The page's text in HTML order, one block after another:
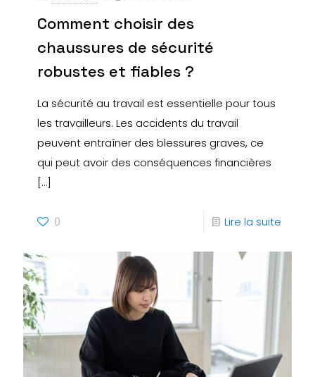
Comment choisir des
chaussures de sécurité
robustes et fiables ?
La sécurité au travail est essentielle pour tous
les travailleurs. Les accidents du travail
peuvent entraîner des blessures graves, ce
qui peut avoir des conséquences financières
[…]
0 Lire la suite